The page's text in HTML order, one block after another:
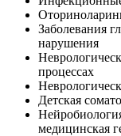
Заболевания
нарушения
процессах
Детская
медицинская